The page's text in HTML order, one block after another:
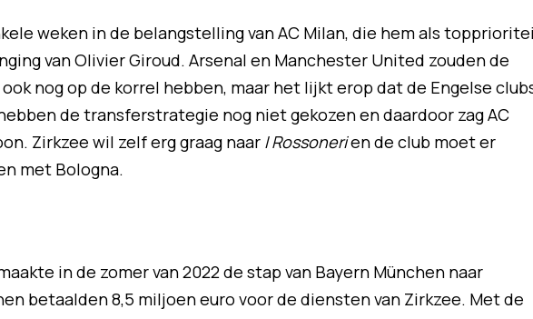
weken in de belangstelling van AC Milan, die hem als
van Olivier Giroud. Arsenal en Manchester United zouden de
nog op de korrel hebben, maar het lijkt erop dat de Engelse
de transferstrategie nog niet gekozen en daardoor zag AC
Zirkzee wil zelf erg graag naar I Rossonerien de club moet er
met Bologna.
in de zomer van 2022 de stap van Bayern München naar
betaalden 8,5 miljoen euro voor de diensten van Zirkzee. Met de